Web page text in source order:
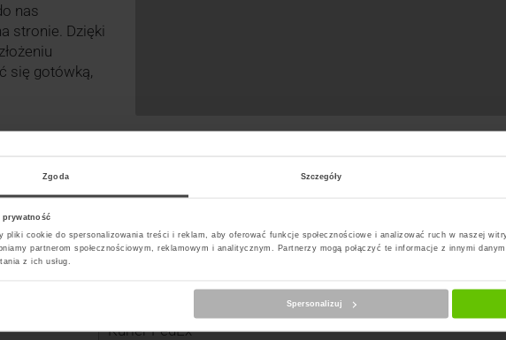
Zgoda Szczegóły
prywatność
pliki cookie do spersonalizowania treści i reklam, aby oferować funkcje społecznościowe i analizować ruch w naszej
partnerom społecznościowym, reklamowym i analitycznym. Partnerzy mogą połączyć te informacje z innymi
z ich usług.
Spersonalizuj
nas
stronie. Dzięki
się gotówką,
FEDEX
Search